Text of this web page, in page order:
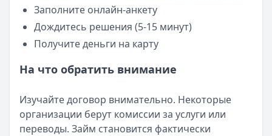
Заполните онлайн-анкету
Дождитесь решения (5-15 минут)
Получите деньги на карту
На что обратить внимание
Изучайте договор внимательно. Некоторые
организации берут комиссии за услуги или
переводы. Займ становится фактически